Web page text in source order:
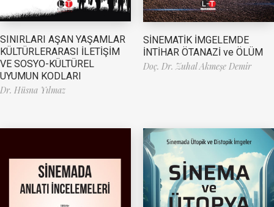
SINIRLARI AŞAN YAŞAMLAR
KÜLTÜRLERARASI İLETİŞİM
VE SOSYO-KÜLTÜREL
UYUMUN KODLARI
Dr. Hüsna Yılmaz
SİNEMATİK İMGELEMDE
İNTİHAR ÖTANAZİ ve ÖLÜM
Doç. Dr. Zuhal Akmeşe Demir